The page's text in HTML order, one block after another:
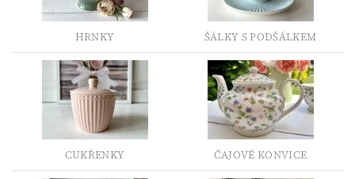
HRNKY ŠÁLKY S PODŠÁLKEM
CUKŘENKY ČAJOVÉ KONVICE